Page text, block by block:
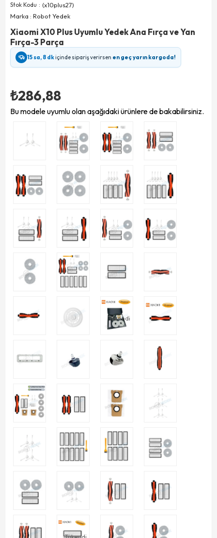
Stok Kodu
(x10plus27)
Marka : Robot Yedek
Xiaomi X10 Plus Uyumlu Yedek Ana Fırça ve Yan
Fırça-3 Parça
15 sa, 8 dkiçinde sipariş verirsen en geç yarın kargoda!
₺286,88
Bu modele uyumlu olan aşağıdaki ürünlere de bakabilirsiniz.
Tükendi
Tükendi